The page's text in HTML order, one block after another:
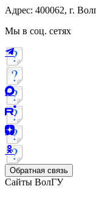
Адрес: 400062, г.
Мы в соц. сетях
Обратная связь
Сайты ВолГУ